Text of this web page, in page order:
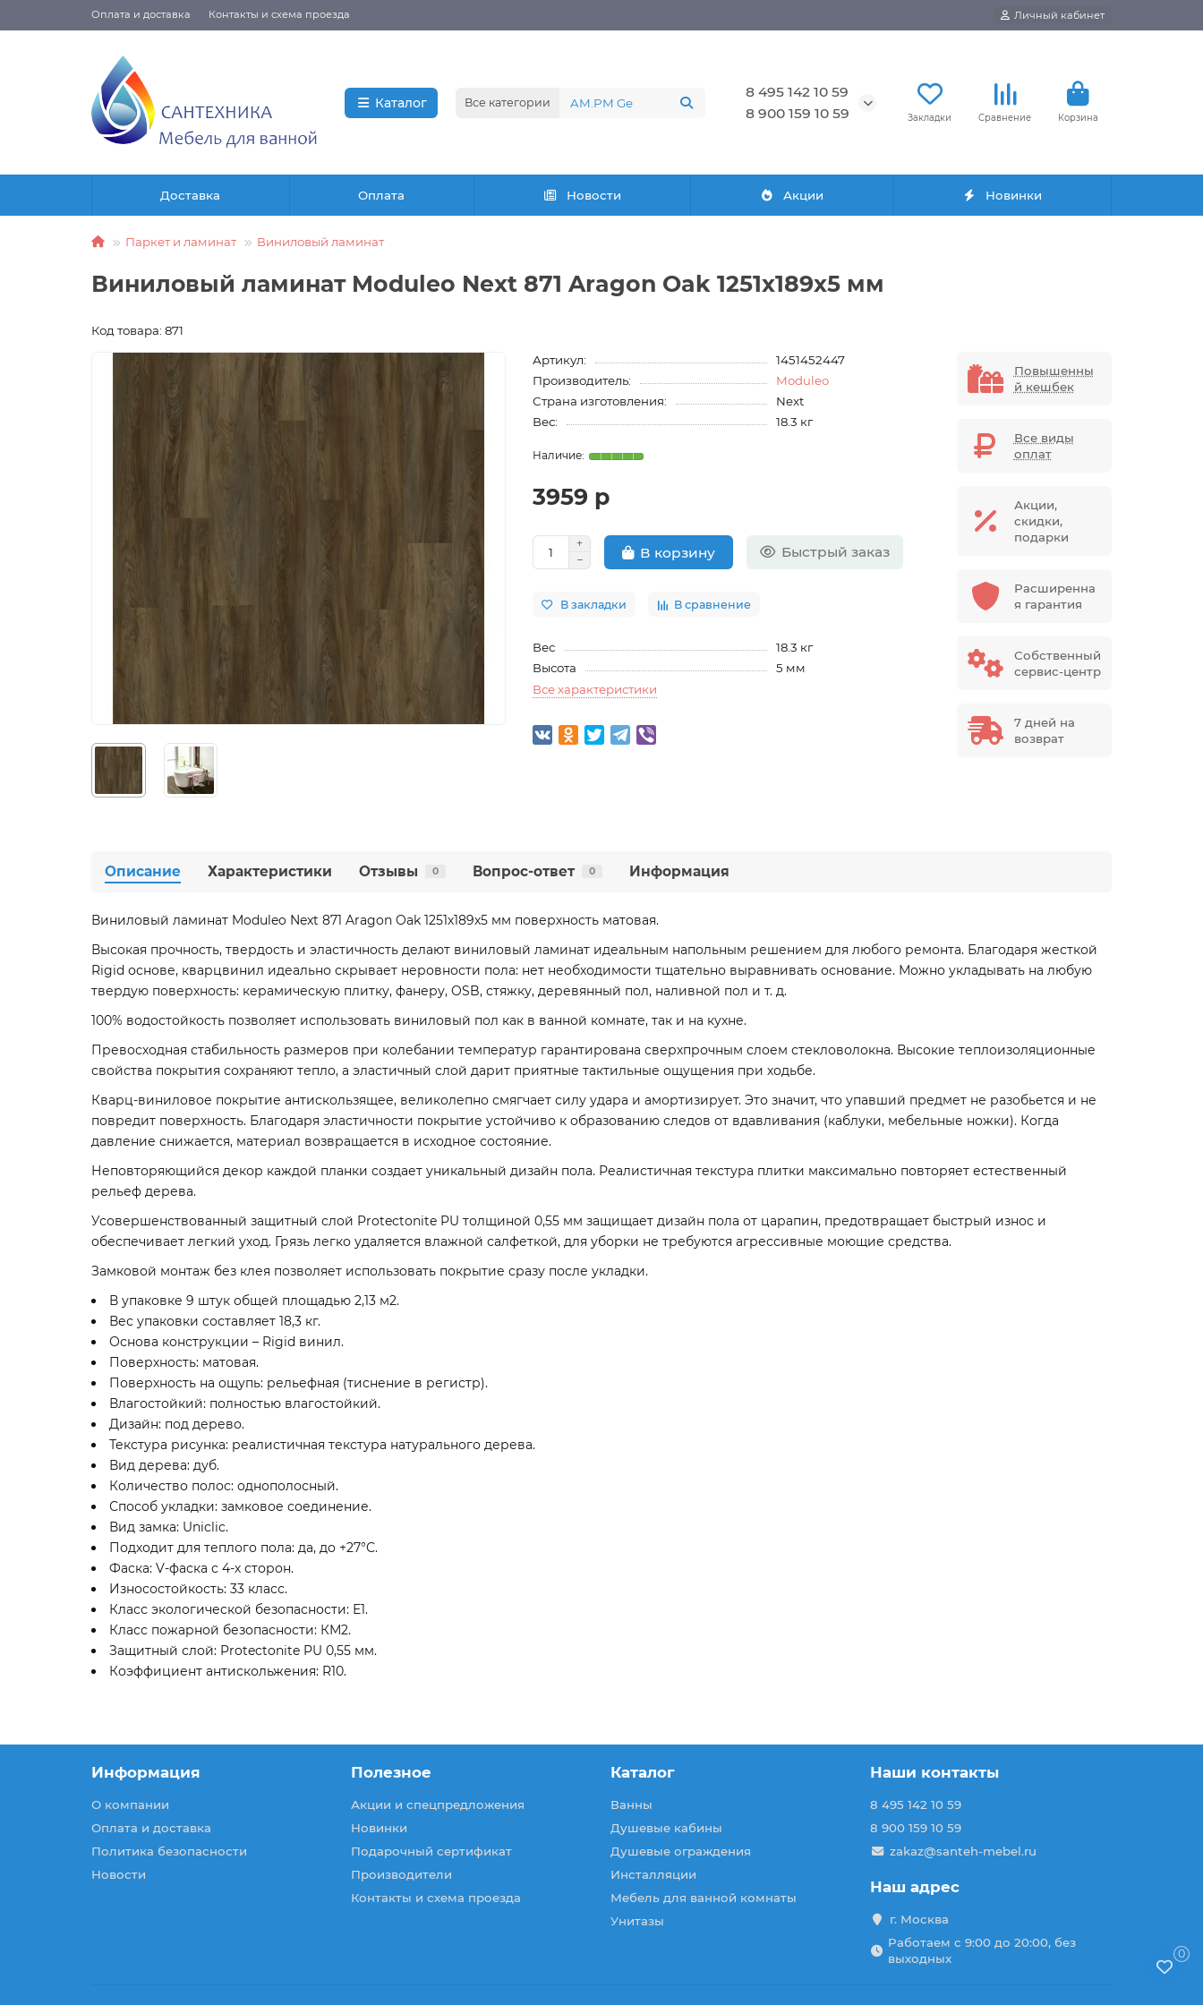
Оплата и доставка Контакты и схема проезда Личный кабинет
Каталог Все категории
8 495 142 10 59
8 900 159 10 59
Закладки Сравнение Корзина
Доставка Оплата Новости Акции Новинки
Паркет и ламинат Виниловый ламинат
Виниловый ламинат Moduleo Next 871 Aragon Oak 1251х189х5 мм
Код товара: 871
Артикул:
1451452447
Производитель:
Moduleo
Страна изготовления:
Next
Вес:
18.3 кг
3959 р
В корзину Быстрый заказ
В закладки В сравнение
Вес
18.3 кг
Высота
5 мм
Все характеристики
Повышенны
й кешбек
Все виды
оплат
Акции,
скидки,
подарки
Расширенна
я гарантия
Собственный
сервис-центр
7 дней на
возврат
Описание Характеристики Отзывы 0 Вопрос-ответ 0 Информация
Виниловый ламинат Moduleo Next 871 Aragon Oak 1251х189х5 мм поверхность матовая.
Высокая прочность, твердость и эластичность делают виниловый ламинат идеальным напольным решением для любого ремонта. Благодаря жесткой
Rigid основе, кварцвинил идеально скрывает неровности пола: нет необходимости тщательно выравнивать основание. Можно укладывать на любую
твердую поверхность: керамическую плитку, фанеру, OSB, стяжку, деревянный пол, наливной пол и т. д.
100% водостойкость позволяет использовать виниловый пол как в ванной комнате, так и на кухне.
Превосходная стабильность размеров при колебании температур гарантирована сверхпрочным слоем стекловолокна. Высокие теплоизоляционные
свойства покрытия сохраняют тепло, а эластичный слой дарит приятные тактильные ощущения при ходьбе.
Кварц-виниловое покрытие антискользящее, великолепно смягчает силу удара и амортизирует. Это значит, что упавший предмет не разобьется и не
повредит поверхность. Благодаря эластичности покрытие устойчиво к образованию следов от вдавливания (каблуки, мебельные ножки). Когда
давление снижается, материал возвращается в исходное состояние.
Неповторяющийся декор каждой планки создает уникальный дизайн пола. Реалистичная текстура плитки максимально повторяет естественный
рельеф дерева.
Усовершенствованный защитный слой Protectonite PU толщиной 0,55 мм защищает дизайн пола от царапин, предотвращает быстрый износ и
обеспечивает легкий уход. Грязь легко удаляется влажной салфеткой, для уборки не требуются агрессивные моющие средства.
Замковой монтаж без клея позволяет использовать покрытие сразу после укладки.
В упаковке 9 штук общей площадью 2,13 м2.
Вес упаковки составляет 18,3 кг.
Основа конструкции – Rigid винил.
Поверхность: матовая.
Поверхность на ощупь: рельефная (тиснение в регистр).
Влагостойкий: полностью влагостойкий.
Дизайн: под дерево.
Текстура рисунка: реалистичная текстура натурального дерева.
Вид дерева: дуб.
Количество полос: однополосный.
Способ укладки: замковое соединение.
Вид замка: Uniclic.
Подходит для теплого пола: да, до +27°С.
Фаска: V-фаска с 4-х сторон.
Износостойкость: 33 класс.
Класс экологической безопасности: Е1.
Класс пожарной безопасности: КМ2.
Защитный слой: Protectonite PU 0,55 мм.
Коэффициент антискольжения: R10.
Информация
О компании
Оплата и доставка
Политика безопасности
Новости
Полезное
Акции и спецпредложения
Новинки
Подарочный сертификат
Производители
Контакты и схема проезда
Каталог
Ванны
Душевые кабины
Душевые ограждения
Инсталляции
Мебель для ванной комнаты
Унитазы
Наши контакты
8 495 142 10 59
8 900 159 10 59
zakaz@santeh-mebel.ru
Наш адрес
г. Москва
Работаем с 9:00 до 20:00, без
выходных
0